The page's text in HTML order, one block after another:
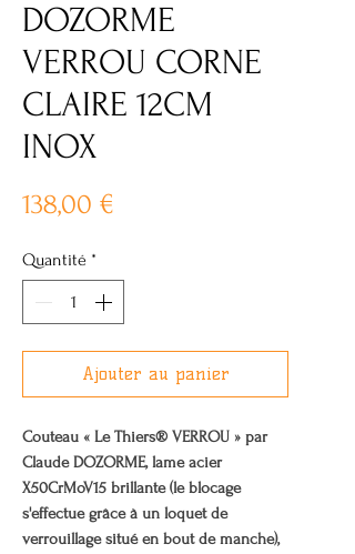
DOZORME
VERROU CORNE
CLAIRE 12CM
INOX
138,00 €
Quantité *
Ajouter au panier
Couteau « Le Thiers® VERROU » par
Claude DOZORME, lame acier
X50CrMoV15 brillante (le blocage
s'effectue grâce à un loquet de
verrouillage situé en bout de manche),